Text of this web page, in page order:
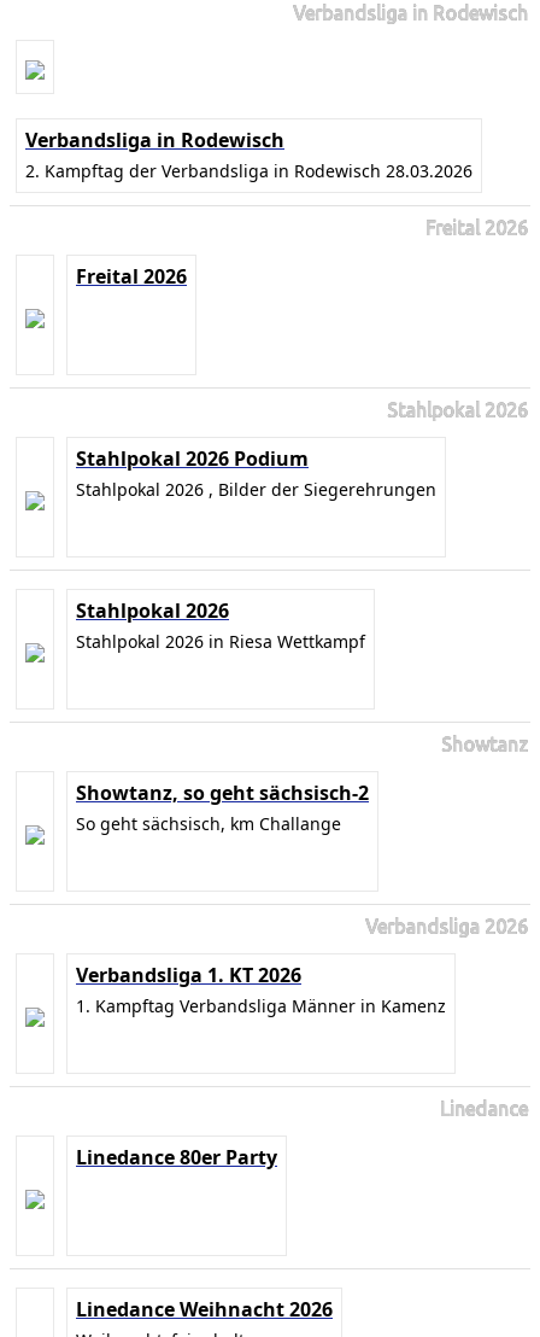
Verbandsliga in Rodewisch
Verbandsliga in Rodewisch
2. Kampftag der Verbandsliga in Rodewisch 28.03.2026
Freital 2026
Freital 2026
Stahlpokal 2026
Stahlpokal 2026 Podium
Stahlpokal 2026 , Bilder der Siegerehrungen
Stahlpokal 2026
Stahlpokal 2026 in Riesa Wettkampf
Showtanz
Showtanz, so geht sächsisch-2
So geht sächsisch, km Challange
Verbandsliga 2026
Verbandsliga 1. KT 2026
1. Kampftag Verbandsliga Männer in Kamenz
Linedance
Linedance 80er Party
Linedance Weihnacht 2026